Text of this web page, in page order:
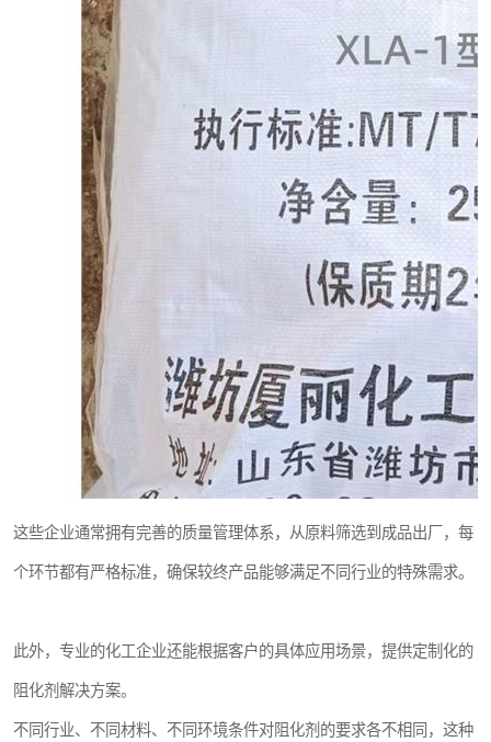
这些企业通常拥有完善的质量管理体系，从原料筛选到成品出厂，每
个环节都有严格标准，确保较终产品能够满足不同行业的特殊需求。
此外，专业的化工企业还能根据客户的具体应用场景，提供定制化的
阻化剂解决方案。
不同行业、不同材料、不同环境条件对阻化剂的要求各不相同，这种